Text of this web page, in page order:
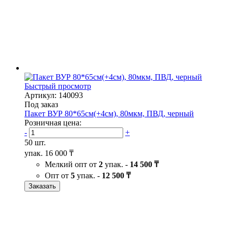
Быстрый просмотр
Артикул: 140093
Под заказ
Пакет ВУР 80*65см(+4см), 80мкм, ПВД, черный
Розничная цена:
-
+
50 шт.
упак. 16 000 ₸
Мелкий опт от 2 упак. - 14 500 ₸
Опт от 5 упак. - 12 500 ₸
Заказать